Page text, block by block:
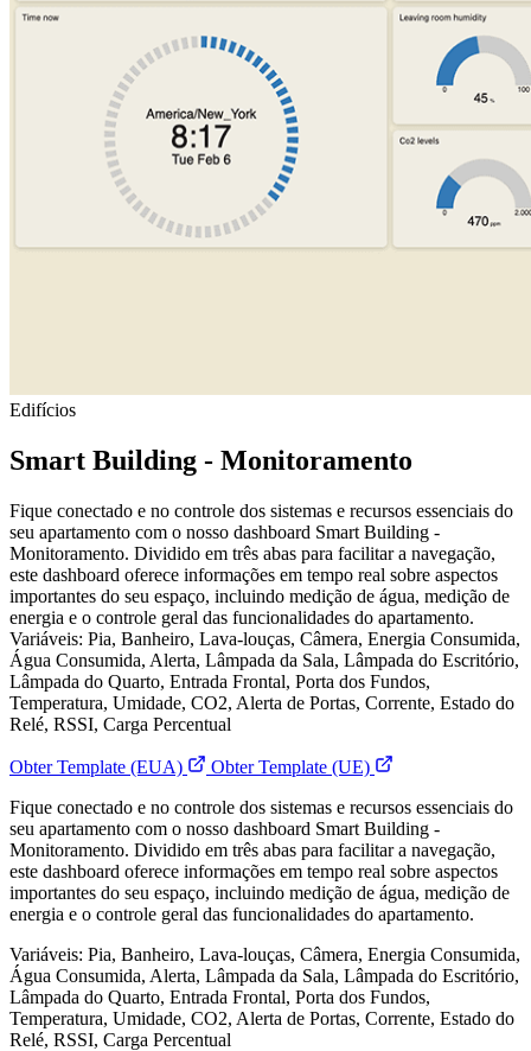
Edifícios
Smart Building - Monitoramento
Fique conectado e no controle dos sistemas e recursos essenciais do
seu apartamento com o nosso dashboard Smart Building -
Monitoramento. Dividido em três abas para facilitar a navegação,
este dashboard oferece informações em tempo real sobre aspectos
importantes do seu espaço, incluindo medição de água, medição de
energia e o controle geral das funcionalidades do apartamento.
Variáveis: Pia, Banheiro, Lava-louças, Câmera, Energia Consumida,
Água Consumida, Alerta, Lâmpada da Sala, Lâmpada do Escritório,
Lâmpada do Quarto, Entrada Frontal, Porta dos Fundos,
Temperatura, Umidade, CO2, Alerta de Portas, Corrente, Estado do
Relé, RSSI, Carga Percentual
Obter Template (EUA)
Obter Template (UE)
Fique conectado e no controle dos sistemas e recursos essenciais do
seu apartamento com o nosso dashboard Smart Building -
Monitoramento. Dividido em três abas para facilitar a navegação,
este dashboard oferece informações em tempo real sobre aspectos
importantes do seu espaço, incluindo medição de água, medição de
energia e o controle geral das funcionalidades do apartamento.
Variáveis: Pia, Banheiro, Lava-louças, Câmera, Energia Consumida,
Água Consumida, Alerta, Lâmpada da Sala, Lâmpada do Escritório,
Lâmpada do Quarto, Entrada Frontal, Porta dos Fundos,
Temperatura, Umidade, CO2, Alerta de Portas, Corrente, Estado do
Relé, RSSI, Carga Percentual